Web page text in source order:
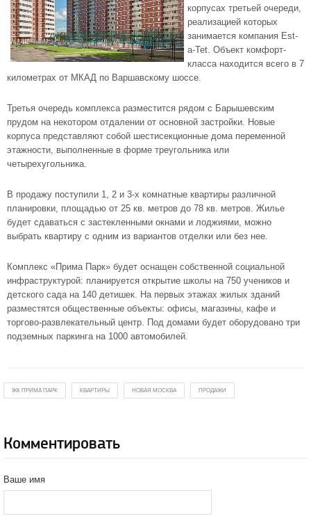
корпусах третьей очереди,
реализацией которых
занимается компания Est-
a-Tet. Объект комфорт-
класса находится всего в 7
километрах от МКАД по Варшавскому шоссе.
Третья очередь комплекса разместится рядом с Барышевским
прудом на некотором отдалении от основной застройки. Новые
корпуса представляют собой шестисекционные дома переменной
этажности, выполненные в форме треугольника или
четырехугольника.
В продажу поступили 1, 2 и 3-х комнатные квартиры различной
планировки, площадью от 25 кв. метров до 78 кв. метров. Жилье
будет сдаваться с застекленными окнами и лоджиями, можно
выбрать квартиру с одним из вариантов отделки или без нее.
Комплекс «Прима Парк» будет оснащен собственной социальной
инфраструктурой: планируется открытие школы на 750 учеников и
детского сада на 140 детишек. На первых этажах жилых зданий
разместятся общественные объекты: офисы, магазины, кафе и
торгово-развлекательный центр. Под домами будет оборудовано три
подземных паркинга на 1000 автомобилей.
ЖК ПРИМА ПАРК КВАРТИРЫ НОВАЯ МОСКВА ПРОДАЖИ
Комментировать
Ваше имя